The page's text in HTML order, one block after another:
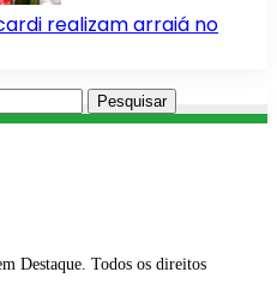
realizam arraiá no
Destaque. Todos os direitos